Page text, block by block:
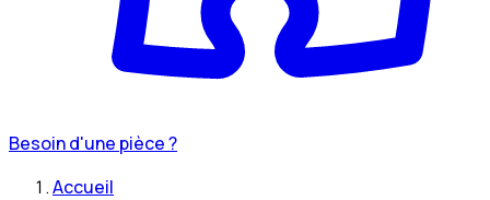
Besoin d'une pièce ?
Accueil